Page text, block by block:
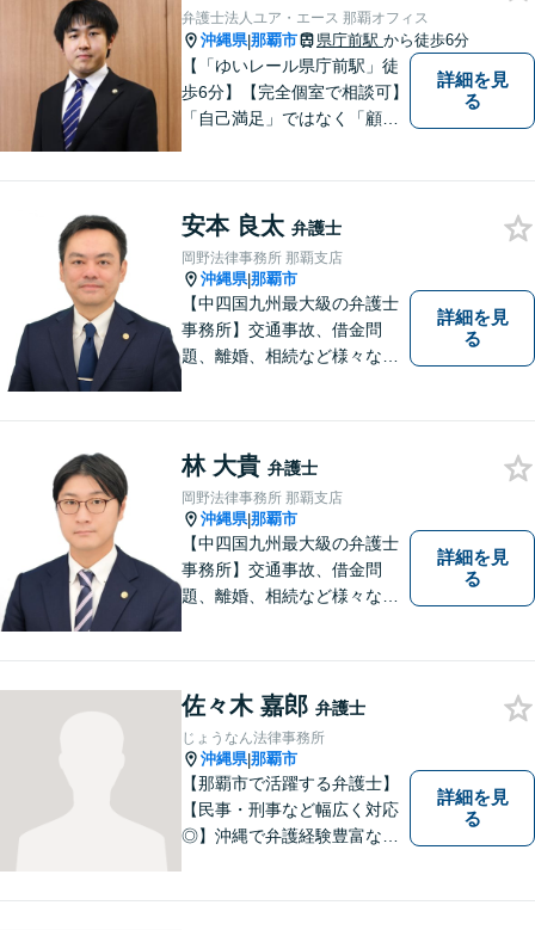
弁護士法人ユア・エース 那覇オフィス
沖縄県|那覇市 県庁前駅 から徒歩6分
【「ゆいレール県庁前駅」徒
歩6分】【完全個室で相談可】
「自己満足」ではなく「顧客
が本当に求める最高の結果に
こだわり続けたいと考えてお
ります。 お気軽にご相談くだ
さい。
詳細を見
る
安本 良太 弁護士
岡野法律事務所 那覇支店
沖縄県|那覇市
【中四国九州最大級の弁護士
事務所】交通事故、借金問
題、離婚、相続など様々な問
い！
詳細を見
る
林 大貴 弁護士
岡野法律事務所 那覇支店
沖縄県|那覇市
【中四国九州最大級の弁護士
事務所】交通事故、借金問
題、離婚、相続など様々な問
い！
詳細を見
る
佐々木 嘉郎 弁護士
じょうなん法律事務所
沖縄県|那覇市
【那覇市で活躍する弁護士】
【民事・刑事など幅広く対応
◎】沖縄で弁護経験豊富な弁
詳細を見
る